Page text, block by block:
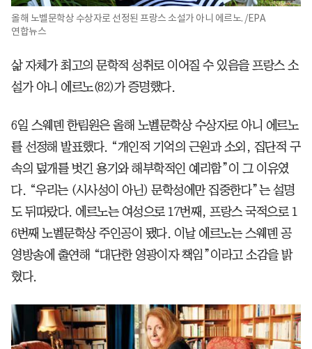
올해 노벨문학상 수상자로 선정된 프랑스 소설가 아니 에르노. /EPA
연합뉴스
삶 자체가 최고의 문학적 성취로 이어질 수 있음을 프랑스 소
설가 아니 에르노(82)가 증명했다.
6일 스웨덴 한림원은 올해 노벨문학상 수상자로 아니 에르노
를 선정해 발표했다. “개인적 기억의 근원과 소외, 집단적 구
속의 덮개를 벗긴 용기와 해부학적인 예리함”이 그 이유였
다. “우리는 (시사성이 아닌) 문학성에만 집중한다”는 설명
도 뒤따랐다. 에르노는 여성으로 17번째, 프랑스 국적으로 1
6번째 노벨문학상 주인공이 됐다. 이날 에르노는 스웨덴 공
영방송에 출연해 “대단한 영광이자 책임”이라고 소감을 밝
혔다.